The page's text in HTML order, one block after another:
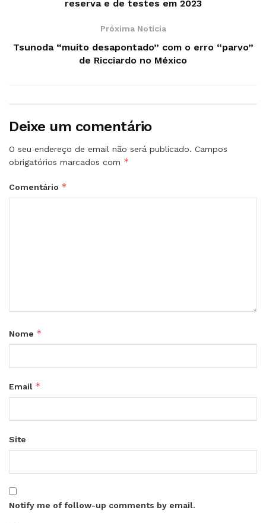
reserva e de testes em 2023
Próxima Notícia
Tsunoda “muito desapontado” com o erro “parvo”
de Ricciardo no México
Deixe um comentário
O seu endereço de email não será publicado. Campos
obrigatórios marcados com *
Comentário *
Nome *
Email *
Site
Notify me of follow-up comments by email.